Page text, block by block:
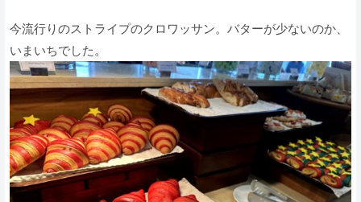
今流行りのストライプのクロワッサン。バターが少ないのか、
いまいちでした。